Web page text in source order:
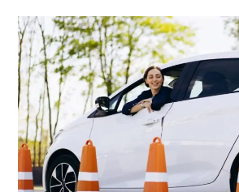
Dein
Karriere-
Navi:
Fahrlehrer-
Coaching
für
den
Erfolg